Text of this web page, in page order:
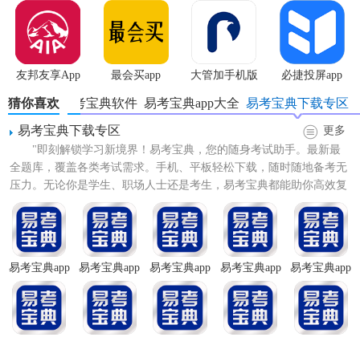
友邦友享App 最会买app 大管加手机版 必捷投屏app
猜你喜欢 易考宝典下载专区
易考宝典app大全
新版易考宝典软件
易考宝典下载专区
更多
"即刻解锁学习新境界！易考宝典，您的随身考试助手。最新最
全题库，覆盖各类考试需求。手机、平板轻松下载，随时随地备考无
压力。无论你是学生、职场人士还是考生，易考宝典都能助你高效复
习，提升成绩。一键下载，...
易考宝典app
客户端
易考宝典app
经典版
易考宝典app
官方版
易考宝典app
免费版
易考宝典app
官网版